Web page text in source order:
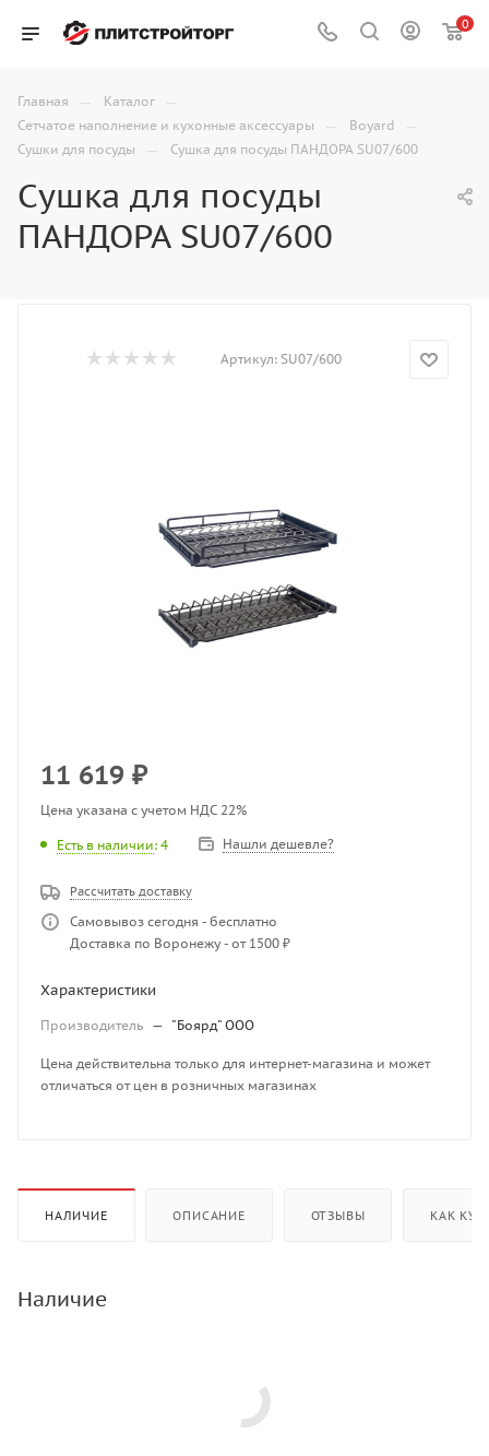
0
Главная — Каталог —
Сетчатое наполнение и кухонные аксессуары — Boyard —
Сушки для посуды — Сушка для посуды ПАНДОРА SU07/600
Сушка для посуды
ПАНДОРА SU07/600
Артикул: SU07/600
11 619 ₽
Цена указана с учетом НДС 22%
Есть в наличии: 4 Нашли дешевле?
Рассчитать доставку
Самовывоз сегодня - бесплатно
Доставка по Воронежу - от 1500 ₽
Характеристики
Производитель — "Боярд" ООО
Цена действительна только для интернет-магазина и может
отличаться от цен в розничных магазинах
НАЛИЧИЕ ОПИСАНИЕ ОТЗЫВЫ КАК
Наличие